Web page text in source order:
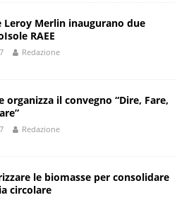
Leroy Merlin inaugurano due
RAEE
Redazione
organizza il convegno “Dire, Fare,
Redazione
le biomasse per consolidare
circolare